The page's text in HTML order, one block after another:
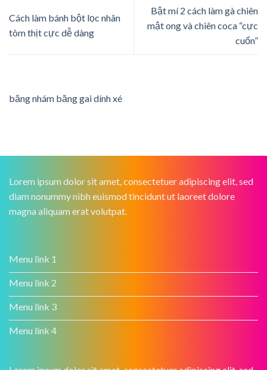
Cách làm bánh bột lọc nhân
tôm thịt cực dễ dàng
Bật mí 2 cách làm gà chiên
mật ong và chiên coca “cực
cuốn”
băng nhám băng gai dính xé
Lorem ipsum dolor sit amet, consectetuer adipiscing elit, sed
diam nonummy nibh euismod tincidunt ut laoreet dolore
magna aliquam erat volutpat.
Menu link 1
Menu link 2
Menu link 3
Menu link 4